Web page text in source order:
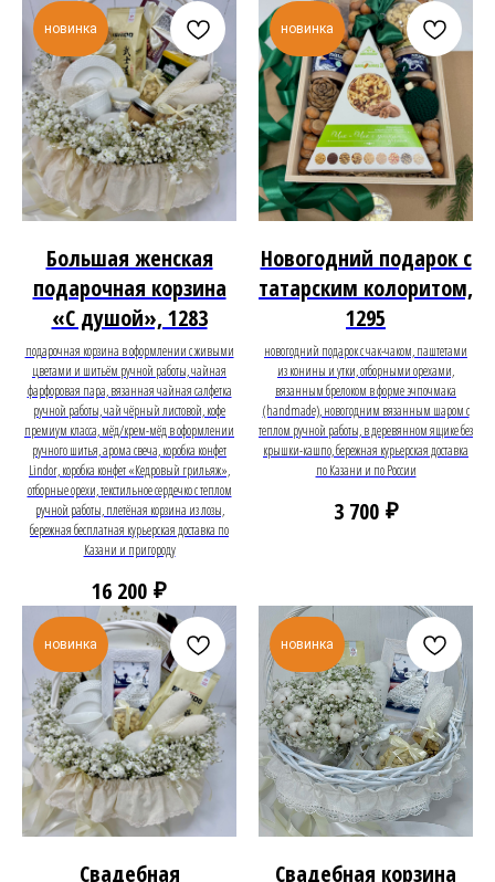
новинка
Большая женская
подарочная корзина
«С душой», 1283
подарочная корзина в оформлении с живыми
цветами и шитьём ручной работы, чайная
фарфоровая пара, вязанная чайная салфетка
ручной работы, чай чёрный листовой, кофе
премиум класса, мёд/крем-мёд в оформлении
ручного шитья, арома свеча, коробка конфет
Lindor, коробка конфет «Кедровый грильяж»,
отборные орехи, текстильное сердечко с теплом
ручной работы, плетёная корзина из лозы,
бережная бесплатная курьерская доставка по
Казани и пригороду
16 200 ₽
новинка
Новогодний подарок с
татарским колоритом,
1295
новогодний подарок с чак-чаком, паштетами
из конины и утки, отборными орехами,
вязанным брелоком в форме эчпочмака
(handmade), новогодним вязанным шаром с
теплом ручной работы, в деревянном ящике без
крышки-кашпо, бережная курьерская доставка
по Казани и по России
3 700 ₽
новинка
Свадебная
новинка
Свадебная корзина